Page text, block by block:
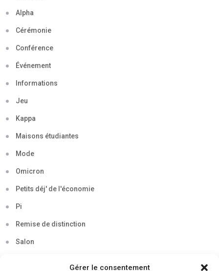
Gérer le consentement
Alpha
Cérémonie
Conférence
Événement
Informations
Jeu
Kappa
Maisons étudiantes
Mode
Omicron
Petits déj' de l'économie
Pi
Remise de distinction
Salon